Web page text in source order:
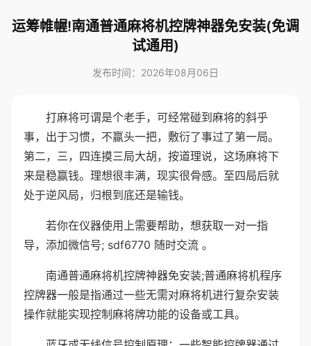
运筹帷幄!南通普通麻将机控牌神器免安装(免调
试通用)
发布时间：2026年08月06日
打麻将可谓是个老手，可经常碰到麻将的斜乎
事，出于习惯，不赢头一把，敷衍了事过了第一局。
第二，三，四连摸三局大胡，按道理说，这场麻将下
来是稳赢钱。理想很丰满，现实很骨感。至四局后就
处于逆风局，归根到底还是输钱。
若你在仪器使用上需要帮助，想获取一对一指
导，添加微信号; sdf6770 随时交流 。
南通普通麻将机控牌神器免安装;普通麻将机程序
控牌器一般是指通过一些无需对麻将机进行复杂安装
操作就能实现控制麻将牌功能的设备或工具。